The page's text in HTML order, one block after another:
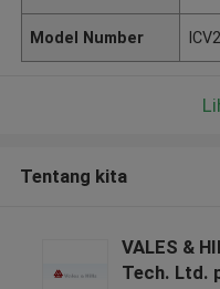
Model Number
Tentang kita
VALES &
Tech. Ltd.